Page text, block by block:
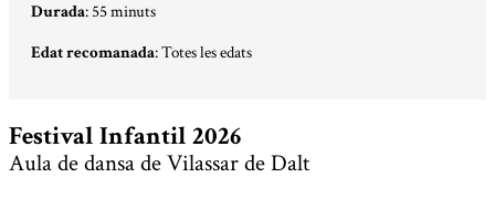
Durada: 55 minuts
Edat recomanada: Totes les edats
Festival Infantil 2026
Aula de dansa de Vilassar de Dalt